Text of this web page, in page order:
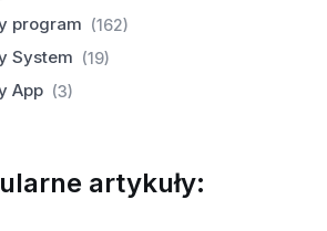
program (162)
System (19)
App (3)
artykuły: